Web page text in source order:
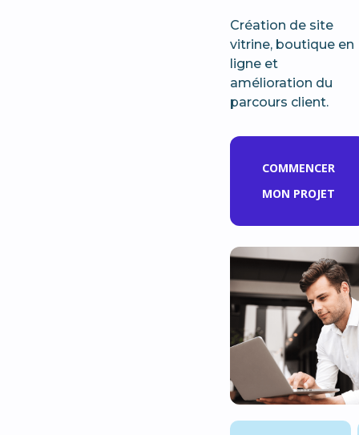
Création de site
vitrine, boutique en
ligne et
amélioration du
parcours client.
COMMENCER
MON PROJET